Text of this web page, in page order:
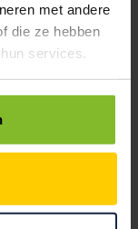
met andere
die ze hebben
services.
€53,31
maken.